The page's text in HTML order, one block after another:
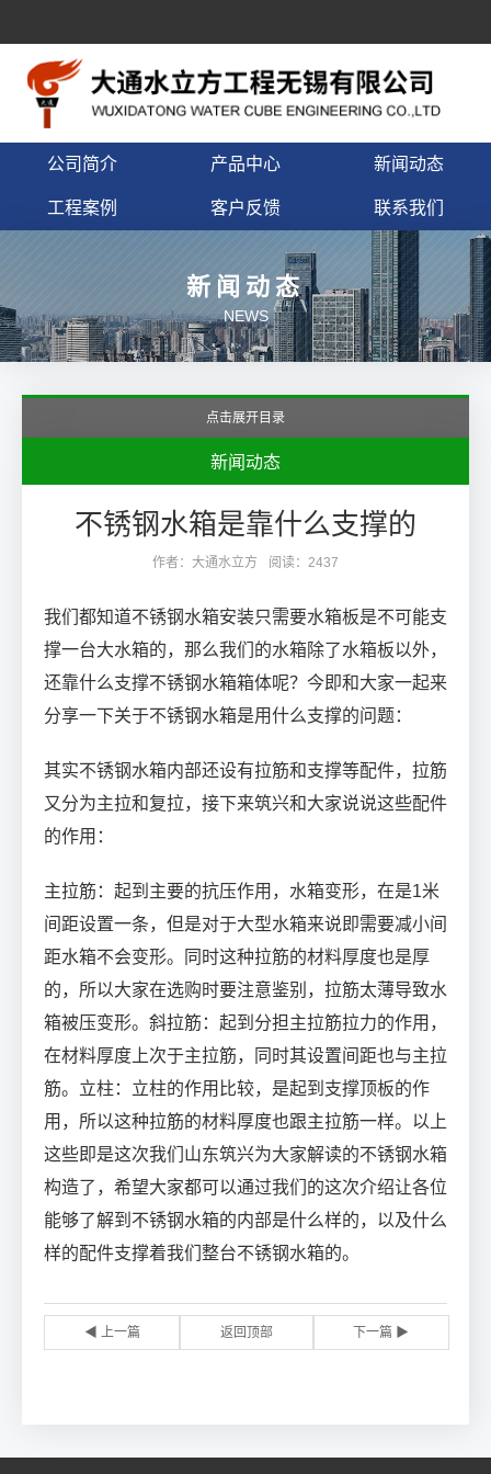
公司简介 产品中心 新闻动态
工程案例 客户反馈 联系我们
新闻动态
NEWS
点击展开目录
新闻动态
不锈钢水箱是靠什么支撑的
作者：大通水立方 阅读：2437
我们都知道不锈钢水箱安装只需要水箱板是不可能支
撑一台大水箱的，那么我们的水箱除了水箱板以外，
还靠什么支撑不锈钢水箱箱体呢？今即和大家一起来
分享一下关于不锈钢水箱是用什么支撑的问题：
其实不锈钢水箱内部还设有拉筋和支撑等配件，拉筋
又分为主拉和复拉，接下来筑兴和大家说说这些配件
的作用：
主拉筋：起到主要的抗压作用，水箱变形，在是1米
间距设置一条，但是对于大型水箱来说即需要减小间
距水箱不会变形。同时这种拉筋的材料厚度也是厚
的，所以大家在选购时要注意鉴别，拉筋太薄导致水
箱被压变形。斜拉筋：起到分担主拉筋拉力的作用，
在材料厚度上次于主拉筋，同时其设置间距也与主拉
筋。立柱：立柱的作用比较，是起到支撑顶板的作
用，所以这种拉筋的材料厚度也跟主拉筋一样。以上
这些即是这次我们山东筑兴为大家解读的不锈钢水箱
构造了，希望大家都可以通过我们的这次介绍让各位
能够了解到不锈钢水箱的内部是什么样的，以及什么
样的配件支撑着我们整台不锈钢水箱的。
◀ 上一篇 返回顶部 下一篇 ▶